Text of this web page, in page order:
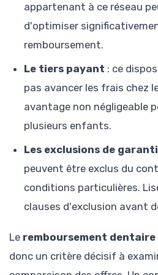
appartenant à ce réseau
d'optimiser
remboursement.
Le tiers payant : ce
pas avancer les frais chez
avantage non négligeable
plusieurs enfants.
Les exclusions de
peuvent être exclus du
conditions particulières.
clauses d'exclusion avant
Le remboursement
donc un critère décisif à